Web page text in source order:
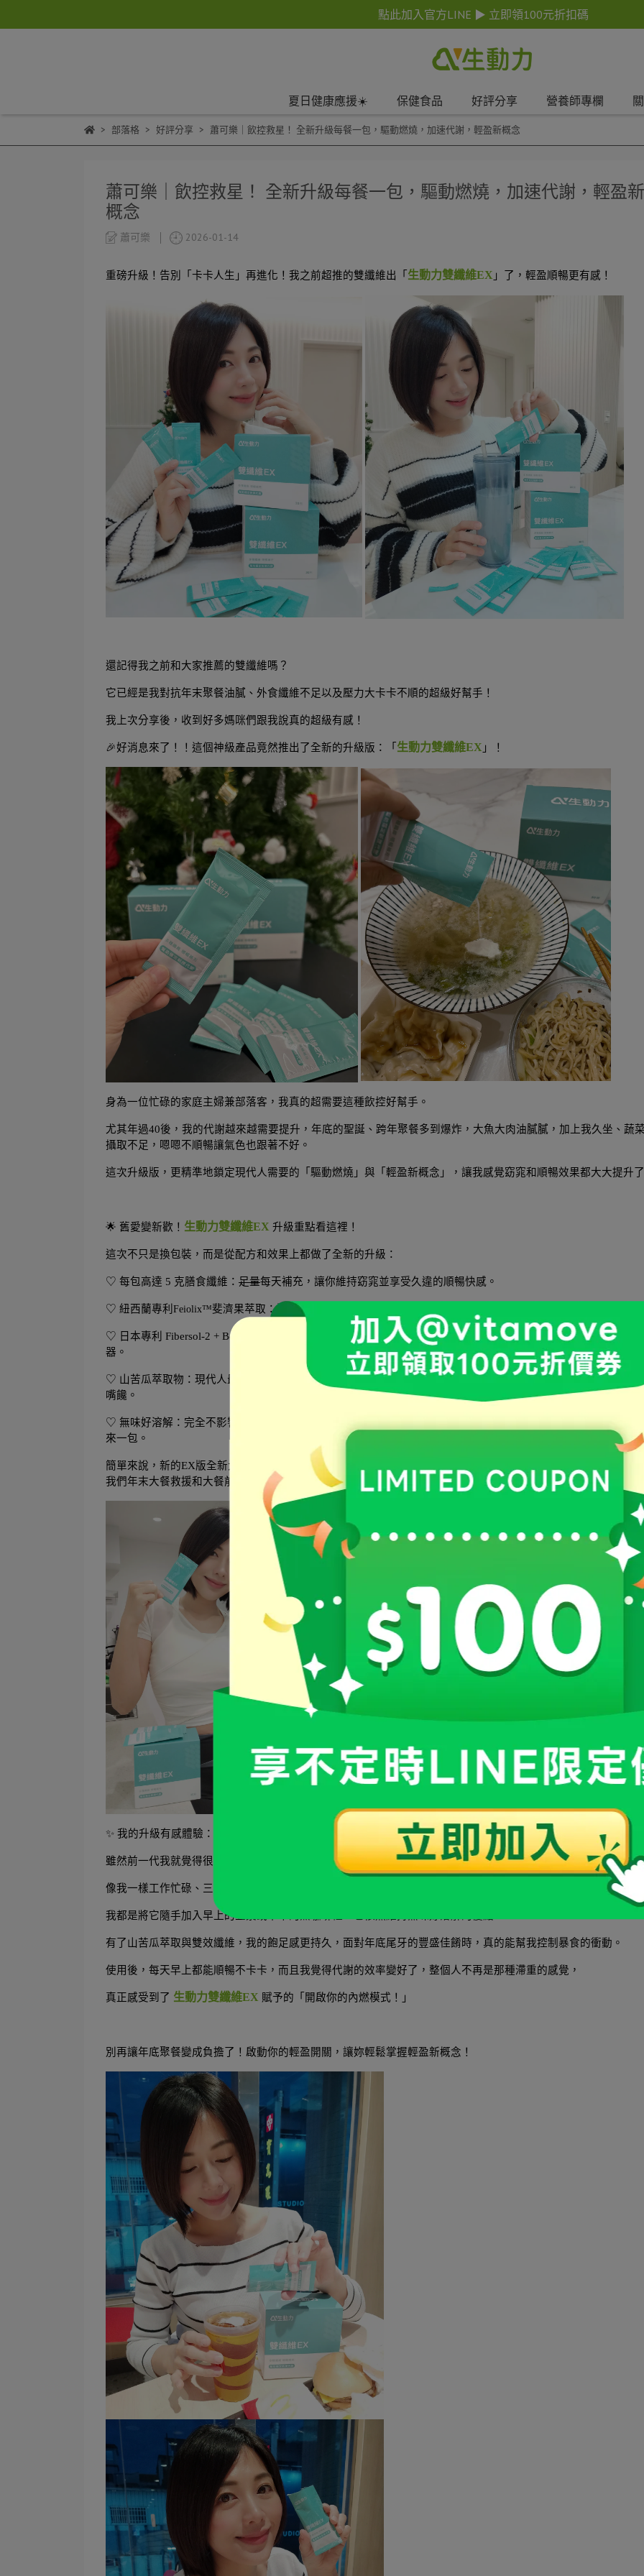
點此加入官方LINE ▶ 立即領100元折扣碼
夏日健康應援☀️ 保健食品 好評分享 營養師專欄
部落格 好評分享 蕭可樂｜飲控救星！ 全新升級每餐一包，驅動燃燒，加速代謝，輕盈新概念
蕭可樂｜飲控救星！ 全新升級每餐一包，驅動燃燒，加速代謝，輕盈新
概念
蕭可樂 2026-01-14
重磅升級！告別「卡卡人生」再進化！我之前超推的雙纖維出「 生動力雙纖維EX 」了，輕盈順暢更有感！
還記得我之前和大家推薦的雙纖維嗎？
它已經是我對抗年末聚餐油膩、外食纖維不足以及壓力大卡卡不順的超級好幫手！
我上次分享後，收到好多媽咪們跟我說真的超級有感！
🎉好消息來了！！這個神級產品竟然推出了全新的升級版：「 生動力雙纖維EX 」！
身為一位忙碌的家庭主婦兼部落客，我真的超需要這種飲控好幫手。
尤其年過40後，我的代謝越來越需要提升，年底的聖誕、跨年聚餐多到爆炸，大魚大肉油膩膩，加上我久坐、蔬
攝取不足，嗯嗯不順暢讓氣色也跟著不好。
這次升級版，更精準地鎖定現代人需要的「驅動燃燒」與「輕盈新概念」，讓我感覺窈窕和順暢效果都大大提升
🌟 舊愛變新歡！ 生動力雙纖維EX 升級重點看這裡！
這次不只是換包裝，而是從配方和效果上都做了全新的升級：
♡ 每包高達 5 克膳食纖維： 足量每天補充，讓你維持窈窕並享受久違的順暢快感。
♡ 紐西蘭專利 Feiolix™斐濟果萃取：這是驅動燃燒的關鍵！讓你的燃燒力 🆙、代謝力 🆙，不再擔心大餐堆積。
♡ 日本專利 Fibersol-2 + Beta 葡聚糖：最強的雙效纖維組合，能顯著提升飽足感並幫助消化分解，是飲控的秘密武
器。
♡ 山苦瓜萃取物：現代人最需要的「平衡」力！能減少碳水震盪，餐後穩定超有感，不再容易產生暈碳、空虛感
嘴饞。
♡ 無味好溶解：完全不影響飲品風味！可溶於水、牛奶、豆漿或各種飲料，而且小包裝外出攜帶也方便，隨時都
來一包。
簡單來說，新的EX版全新大升級，不止是「順暢」，還能幫住維持「穩定」和推進「代謝」，真正達到！這簡直
我們年末大餐救援和大餐前先打底邊吃邊燃燒，讓代謝動起來的最佳武器！
✨ 我的升級有感體驗：追求輕盈窈窕，不一定要打那支筆！用吃的方式也能啟動每日代謝
雖然前一代我就覺得很棒了，但 生動力雙纖維EX 真的讓我感覺更輕盈！
像我一樣工作忙碌、三餐外食油膩的人，最需要這種能幫助消化分解又促進代謝的產品。
我都是將它隨手加入早上的豆漿或下午的黑咖啡裡，它依然維持無味好溶解的優點。
有了山苦瓜萃取與雙效纖維，我的飽足感更持久，面對年底尾牙的豐盛佳餚時，真的能幫我控制暴食的衝動。
使用後，每天早上都能順暢不卡卡，而且我覺得代謝的效率變好了，整個人不再是那種滯重的感覺，
真正感受到了 生動力雙纖維EX 賦予的「開啟你的內燃模式！」
別再讓年底聚餐變成負擔了！啟動你的輕盈開關，讓妳輕鬆掌握輕盈新概念！